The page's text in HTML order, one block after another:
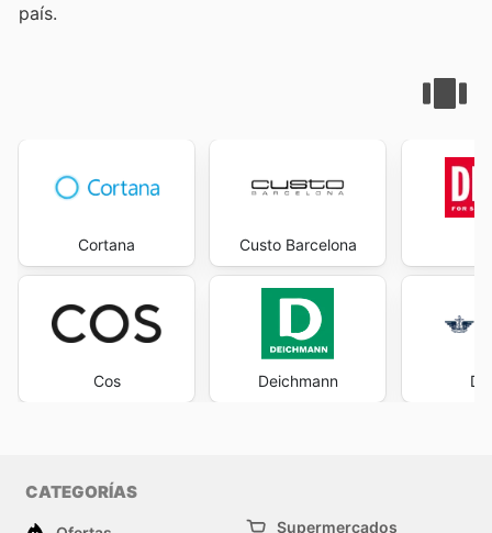
país.
Cortana
Cos
Custo Barcelona
Deichmann
CATEGORÍAS
Supermercados